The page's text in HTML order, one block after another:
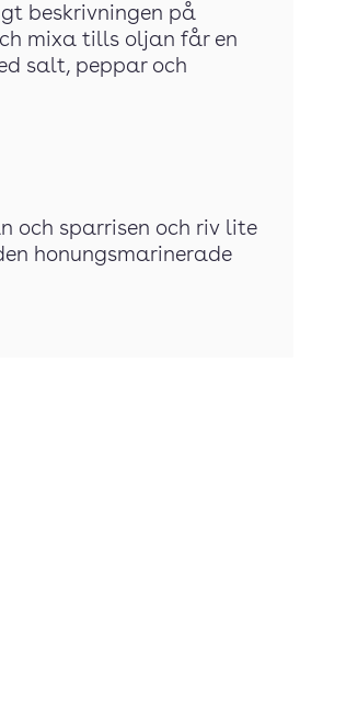
beskrivningen på
mixa tills oljan får en
salt, peppar och
och sparrisen och riv lite
honungsmarinerade